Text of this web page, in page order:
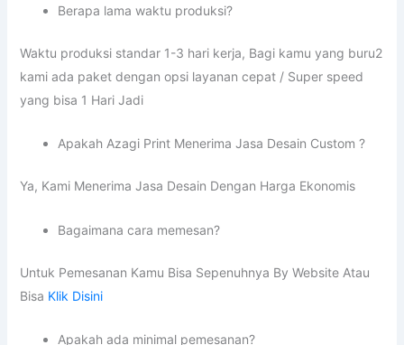
Berapa lama waktu produksi?
Waktu produksi standar 1-3 hari kerja, Bagi kamu yang buru2
kami ada paket dengan opsi layanan cepat / Super speed
yang bisa 1 Hari Jadi
Apakah Azagi Print Menerima Jasa Desain Custom ?
Ya, Kami Menerima Jasa Desain Dengan Harga Ekonomis
Bagaimana cara memesan?
Untuk Pemesanan Kamu Bisa Sepenuhnya By Website Atau
Bisa Klik Disini
Apakah ada minimal pemesanan?